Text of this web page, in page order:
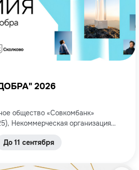
2026
общество «Совкомбанк»
Некоммерческая организация
«Сколково»), ОГРН 1107799016720
До 11 сентября